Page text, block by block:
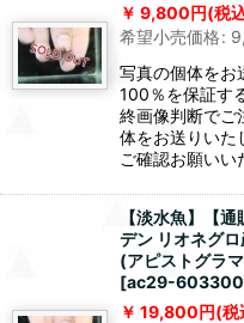
9,800円(税
希望小売価格:
写真の個体をお
100％を保証す
終画像判断でご
体をお送りいた
ご確認お願い
【淡水魚】【
デン リオネグロ
(アピストグラ
[ac29-
19,800円(税